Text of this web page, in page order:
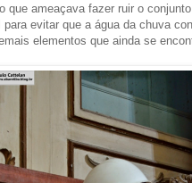
que ameaçava fazer ruir o
evitar que a água da chuva
elementos que ainda se